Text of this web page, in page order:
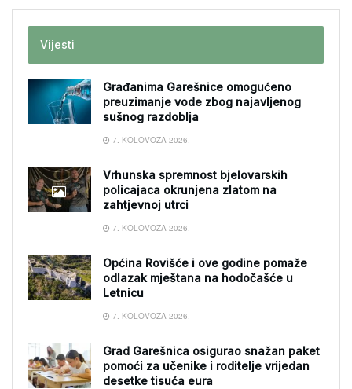
Vijesti
Građanima Garešnice omogućeno
preuzimanje vode zbog najavljenog
sušnog razdoblja
7. KOLOVOZA 2026.
Vrhunska spremnost bjelovarskih
policajaca okrunjena zlatom na
zahtjevnoj utrci
7. KOLOVOZA 2026.
Općina Rovišće i ove godine pomaže
odlazak mještana na hodočašće u
Letnicu
7. KOLOVOZA 2026.
Grad Garešnica osigurao snažan paket
pomoći za učenike i roditelje vrijedan
desetke tisuća eura